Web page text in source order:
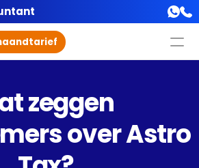
zeggen
over Astro